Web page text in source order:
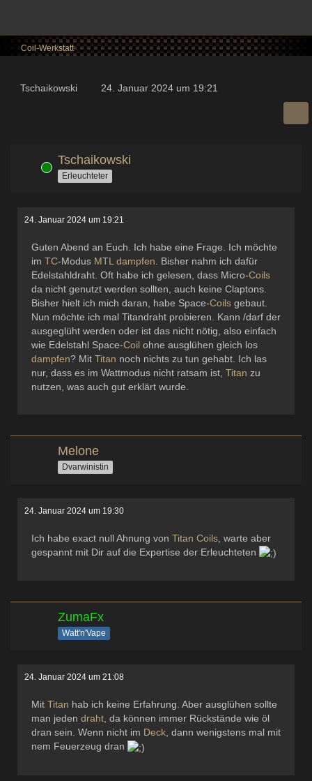
Coil-Werkstatt
Tschaikowski 24. Januar 2024 um 19:21
Online Tschaikowski
Erleuchteter
24. Januar 2024 um 19:21
Guten Abend an Euch. Ich habe eine Frage. Ich möchte
im TC-Modus MTL dampfen . Bisher nahm ich dafür
Edelstahldraht. Oft habe ich gelesen, dass Micro-Coils
da nicht genutzt werden sollten, auch keine Claptons.
Bisher hielt ich mich daran, habe Space-Coils gebaut.
Nun möchte ich mal Titandraht probieren. Kann /darf der
ausgeglüht werden oder ist das nicht nötig, also einfach
wie Edelstahl Space-Coil ohne ausglühen gleich los
dampfen? Mit Titan noch nichts zu tun gehabt. Ich las
nur, dass es im Wattmodus nicht ratsam ist, Titan zu
nutzen, was auch gut erklärt wurde.
Melone
Dvarwinistin
24. Januar 2024 um 19:30
Ich habe exact null Ahnung von Titan Coils , warte aber
gespannt mit Dir auf die Expertise der Erleuchteten
ZumaFx
Watt'n'Vape
24. Januar 2024 um 21:08
Mit Titan hab ich keine Erfahrung. Aber ausglühen sollte
man jeden draht, da können immer Rückstände wie öl
dran sein. Wenn nicht im Deck, dann wenigstens mal mit
nem Feuerzeug dran